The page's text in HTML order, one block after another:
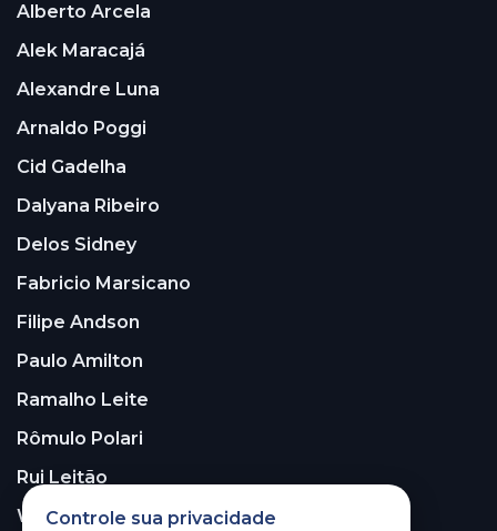
Alberto Arcela
Alek Maracajá
Alexandre Luna
Arnaldo Poggi
Cid Gadelha
Dalyana Ribeiro
Delos Sidney
Fabricio Marsicano
Filipe Andson
Paulo Amilton
Ramalho Leite
Rômulo Polari
Rui Leitão
Walter Santos
Controle sua privacidade